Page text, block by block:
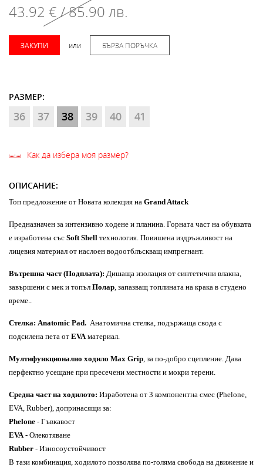
43.92 € / 85.90 лв.
ЗАКУПИ или БЪРЗА ПОРЪЧКА
РАЗМЕР:
36 37 38 39 40 41
Как да избера моя размер?
ОПИСАНИЕ:
Топ предложение от Новата колекция на Grand Attack
Предназначен за интензивно ходене и планина. Горната част на обувката
е изработена със Soft Shell технология. Повишена издръжливост на
лицевия материал от наслоен водоотблъскващ импрегнант.
Вътрешна част (Подплата): Дишаща изолация от синтетични влакна,
завършени с мек и топъл Полар, запазващ топлината на крака в студено
време..
Стелка: Anatomic Pad. Анатомична стелка, подържаща свода с
подсилена пета от EVAматериал.
Мултифункционално ходило Max Grip, за по-добро сцепление. Дава
перфектно усещане при пресечени местности и мокри терени.
Средна част на ходилото: Изработена от 3 компонентна смес (Phelone,
EVA, Rubber), допринасящи за:
Phelone - Гъвкавост
EVA- Олекотяване
Rubber - Износоустойчивост
В тази комбинация, ходилото позволява по-голяма свобода на движение и